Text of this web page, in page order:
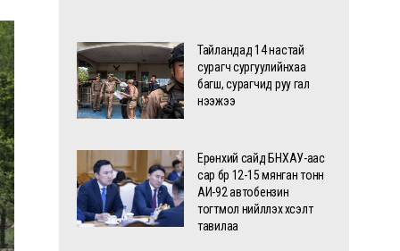
Тайландад 14 настай
сурагч сургуулийнхаа
багш, сурагчид руу гал
нээжээ
Ерөнхий сайд БНХАУ-аас
сар бүр 12-15 мянган тонн
АИ-92 автобензин
тогтмол нийлүүлэх хүсэлт
тавилаа